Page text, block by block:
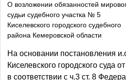
О возложении обязанностей
судьи судебного участка № 5
Киселевского городского судебного
района Кемеровской области
На основании постановления
Киселевского городского суда
в соответствии с ч.3 ст. 8